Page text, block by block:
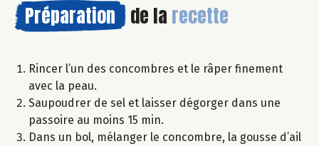
Préparation de la recette
Rincer l’un des concombres et le râper finement
avec la peau.
Saupoudrer de sel et laisser dégorger dans une
passoire au moins 15 min.
Dans un bol, mélanger le concombre, la gousse d’ail